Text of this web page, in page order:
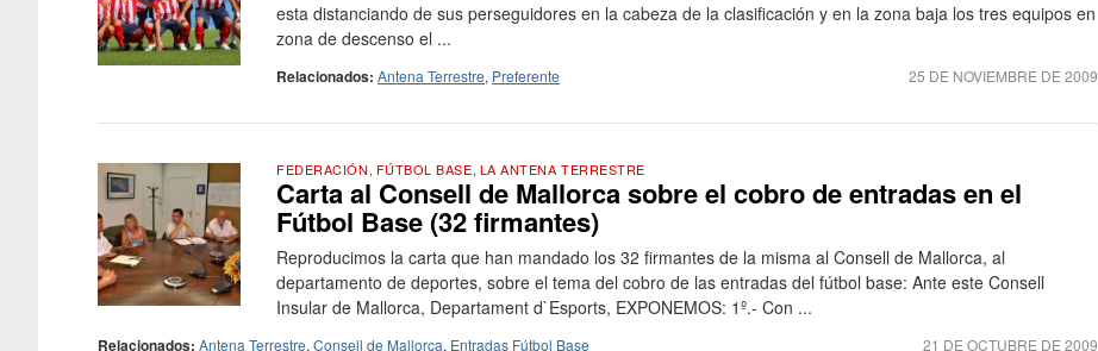
esta distanciando de sus perseguidores en la cabeza de la clasificación y en la zona baja los tres equipos en
zona de descenso el ...
25 DE NOVIEMBRE DE 2009
Relacionados: Antena Terrestre, Preferente
FEDERACIÓN, FÚTBOL BASE, LA ANTENA TERRESTRE
Carta al Consell de Mallorca sobre el cobro de entradas en el
Fútbol Base (32 firmantes)
Reproducimos la carta que han mandado los 32 firmantes de la misma al Consell de Mallorca, al
departamento de deportes, sobre el tema del cobro de las entradas del fútbol base: Ante este Consell
Insular de Mallorca, Departament d`Esports, EXPONEMOS: 1º.- Con ...
21 DE OCTUBRE DE 2009
Relacionados: Antena Terrestre, Consell de Mallorca, Entradas Fútbol Base